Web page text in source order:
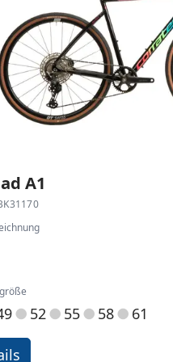
A1
Pink, Blue, Neon Green
52 55 58 61